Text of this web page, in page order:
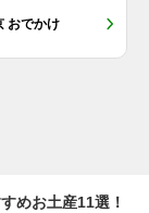
おでかけ
めお土産11選！